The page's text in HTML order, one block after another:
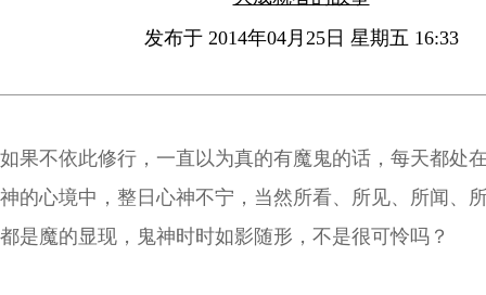
发布于 2014年04月25日 星期五 16:33
如果不依此修行，一直以为真的有魔鬼的话，每天都处
神的心境中，整日心神不宁，当然所看、所见、所闻、
都是魔的显现，鬼神时时如影随形，不是很可怜吗？